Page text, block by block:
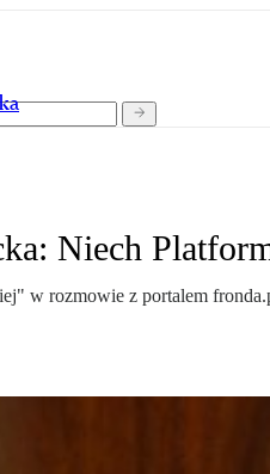
Niech
w rozmowie z portalem